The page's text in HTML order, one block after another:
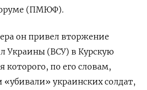
(ПМЮФ).
он привел вторжение
Украины (ВСУ) в Курскую
которого, по его словам,
украинских солдат,